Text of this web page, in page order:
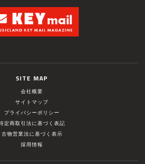
SITE MAP
会社概要
サイトマップ
プライバシーポリシー
定商取引法に基づく表記
古物営業法に基づく表示
採用情報